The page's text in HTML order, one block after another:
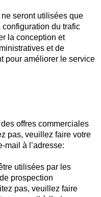
seront utilisées que
du trafic
la conception et
et de
pour améliorer le service
offres commerciales
pas, veuillez faire votre
mail à l’adresse:
utilisées par les
prospection
pas, veuillez faire